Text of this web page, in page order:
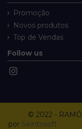
Promoção
Novos produtos
Top de Vendas
Follow us
© 2022 -
por Seintosoft